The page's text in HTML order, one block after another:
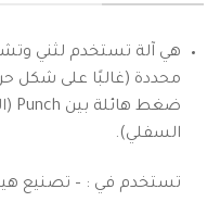
هي آلة تستخدم لثني
السفلي).
تستخدم في : – تصنيع